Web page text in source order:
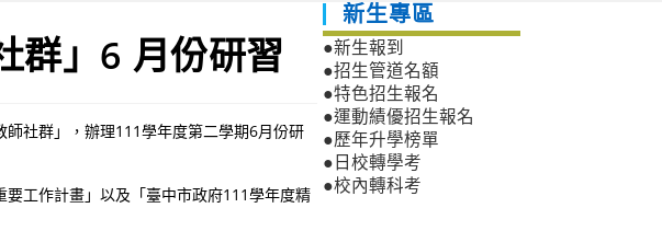
群」6 月份研習
社群」，辦理111學年度第二學期6月份研
工作計畫」以及「臺中市政府111學年度精
新生專區
●新生報到
●招生管道名額
●特色招生報名
●運動績優招生報名
●歷年升學榜單
●日校轉學考
●校內轉科考